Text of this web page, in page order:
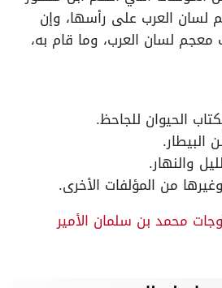
لسان العرب على رأسها، وإن
لسان العرب، وما قام به،
الحيوان للجاحظ.
البيطار.
والنهار.
من المؤلفات الأخرى.
محمد بن سلمان الأمير